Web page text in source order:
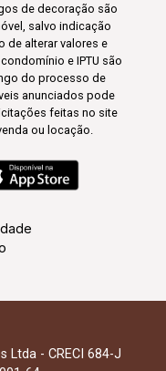
de decoração são
salvo indicação
de alterar valores e
e IPTU são
do processo de
anunciados pode
feitas no site
ou locação.
- CRECI 684-J